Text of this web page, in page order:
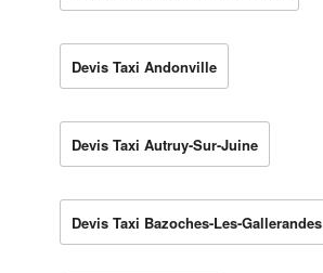
Devis Taxi Andonville
Devis Taxi Autruy-Sur-Juine
Devis Taxi Bazoches-Les-Gallerandes